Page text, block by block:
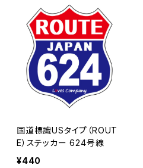
国道標識USタイプ（ROUT
E）ステッカー 624号線
¥440